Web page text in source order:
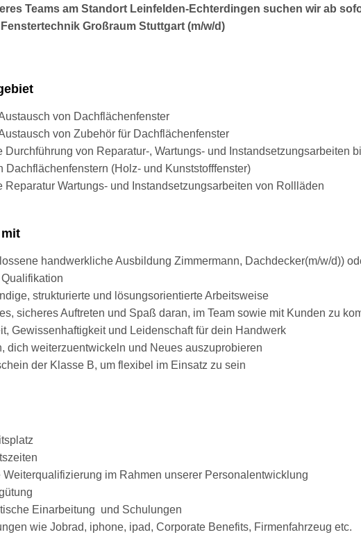
Teams am Standort Leinfelden-Echterdingen suchen wir ab
Großraum Stuttgart (m/w/d)
von Dachflächenfenster
von Zubehör für Dachflächenfenster
Durchführung von Reparatur-, Wartungs- und Instandsetzungsarbeiten
Dachflächenfenstern (Holz- und Kunststofffenster)
Reparatur Wartungs- und Instandsetzungsarbeiten von Rollläden
handwerkliche Ausbildung Zimmermann, Dachdecker(m/w/d))
strukturierte und lösungsorientierte Arbeitsweise
sicheres Auftreten und Spaß daran, im Team sowie mit Kunden zu
Gewissenhaftigkeit und Leidenschaft für dein Handwerk
dich weiterzuentwickeln und Neues auszuprobieren
der Klasse B, um flexibel im Einsatz zu sein
Weiterqualifizierung im Rahmen unserer Personalentwicklung
Einarbeitung und Schulungen
wie Jobrad, iphone, ipad, Corporate Benefits, Firmenfahrzeug etc.